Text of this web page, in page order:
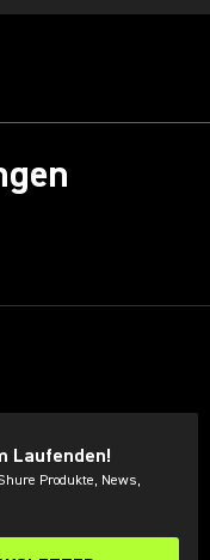
Laufenden!
Produkte, News,